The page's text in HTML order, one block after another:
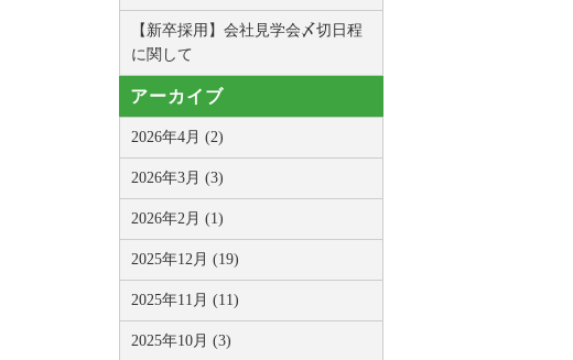
【新卒採用】会社見学会〆切日程
に関して
アーカイブ
2026年4月 (2)
2026年3月 (3)
2026年2月 (1)
2025年12月 (19)
2025年11月 (11)
2025年10月 (3)